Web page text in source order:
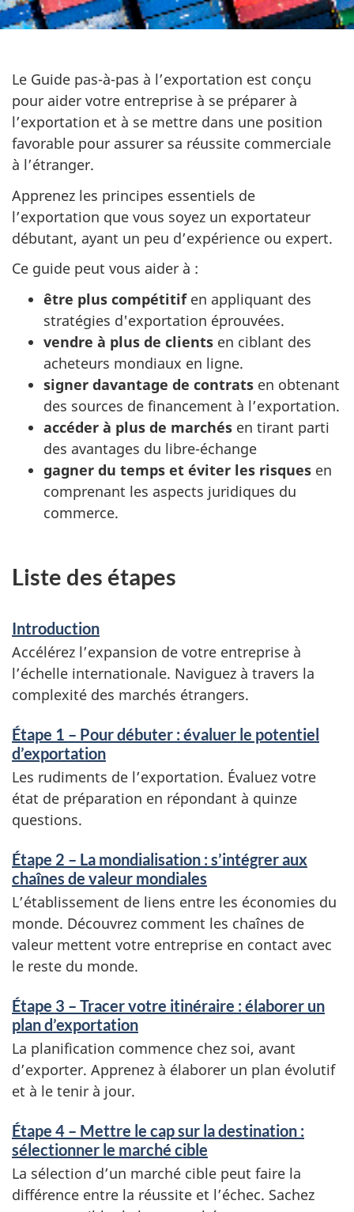
Le Guide pas-à-pas à l’exportation est conçu
pour aider votre entreprise à se préparer à
l’exportation et à se mettre dans une position
favorable pour assurer sa réussite commerciale
à l’étranger.
Apprenez les principes essentiels de
l’exportation que vous soyez un exportateur
débutant, ayant un peu d’expérience ou expert.
Ce guide peut vous aider à :
être plus compétitifen appliquant des
stratégies d'exportation éprouvées.
vendre à plus de clients en ciblant des
acheteurs mondiaux en ligne.
signer davantage de contrats en obtenant
des sources de financement à l’exportation.
accéder à plus de marchés en tirant parti
des avantages du libre-échange
gagner du temps et éviter les risques en
comprenant les aspects juridiques du
commerce.
Liste des étapes
Introduction
Accélérez l’expansion de votre entreprise à
l’échelle internationale. Naviguez à travers la
complexité des marchés étrangers.
Étape 1 – Pour débuter : évaluer le potentiel
d’exportation
Les rudiments de l’exportation. Évaluez votre
état de préparation en répondant à quinze
questions.
Étape 2 – La mondialisation : s’intégrer aux
chaînes de valeur mondiales
L’établissement de liens entre les économies du
monde. Découvrez comment les chaînes de
valeur mettent votre entreprise en contact avec
le reste du monde.
Étape 3 – Tracer votre itinéraire : élaborer un
plan d’exportation
La planification commence chez soi, avant
d’exporter. Apprenez à élaborer un plan évolutif
et à le tenir à jour.
Étape 4 – Mettre le cap sur la destination :
sélectionner le marché cible
La sélection d’un marché cible peut faire la
différence entre la réussite et l’échec. Sachez